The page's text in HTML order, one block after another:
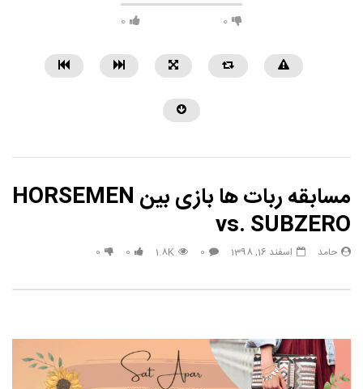
0 0
مشاهده بعدا
Call of Duty: Vanguard اعلام کرد: این
0
4.9K
1
0
راز آفرینش هستی در این
حامد
آبان 10, 1399
3.8K
1
مسابقه ربات ها بازی بین HORSEMEN
vs. SUBZERO
حامد اسفند 16, 1398 0
1.8K
0
0